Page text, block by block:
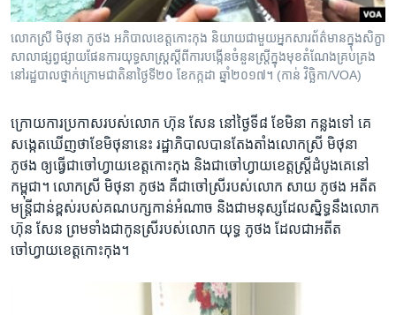
លោកស្រី មិថុនា ភូថង អភិបាល​ខេត្ត​កោះកុង និយាយ​ជាមួយអ្នកសារព័ត៌មាន​ក្នុង​សិក្ខា​
សាលា​ផ្សព្វផ្សាយ​ផែនការ​យុទ្ធសាស្រ្ត​ស្តីពី​ការបង្កើន​ចំនួន​ស្រ្តី​ក្នុង​មុខ​តំណែង​គ្រប់គ្រង​
នៅ​រដ្ឋបាល​ថ្នាក់​ក្រោម​ជាតិ​នា​ថ្ងៃ​ទី​២០ ខែ​កក្កដា ឆ្នាំ​២០១៧។ (កាន់ វិច្ឆិកា/​VOA)
ក្រោយ​ការ​ប្រកាស​របស់​លោក​ ​ហ៊ុន សែន​ ​នៅ​ថ្ងៃ​ទី​៨ ខែ​មិនា​ ​កន្លង​ទៅ​ ​គេ​
សង្កេត​ឃើញ​ថា​ខែ​មិថុនា​នេះ​ រដ្ឋាភិបាល​បាន​តែងតាំង​លោក​ស្រី​ ​មិថុនា
ភូថង​ ​ឲ្យ​ធ្វើជា​ចៅហ្វាយ​ខេត្ត​កោះកុង​ ​និង​ជា​ចៅ​ហ្វាយ​ខេត្ត​ស្រ្តីដំបូង​គេ​នៅ​
កម្ពុជា។​ ​លោកស្រី​ ​មិថុនា ភូថង​ គឺ​ជា​ចៅស្រី​របស់​លោក​ ​សាយ ភូថង​ ​អតីត​
មន្ត្រី​ជាន់​ខ្ពស់​របស់​គណបក្ស​កាន់​អំណាច ​និង​ជាមនុស្ស​ដែលស្និទ្ធ​នឹង​លោក​ ​
ហ៊ុន សែន​ ​ព្រមទាំងជា​កូន​ស្រី​របស់​លោក​ ​យុទ្ធ ភូថង​ ​ដែល​ជា​អតីត​
ចៅហ្វាយ​ខេត្ត​កោះកុង។​